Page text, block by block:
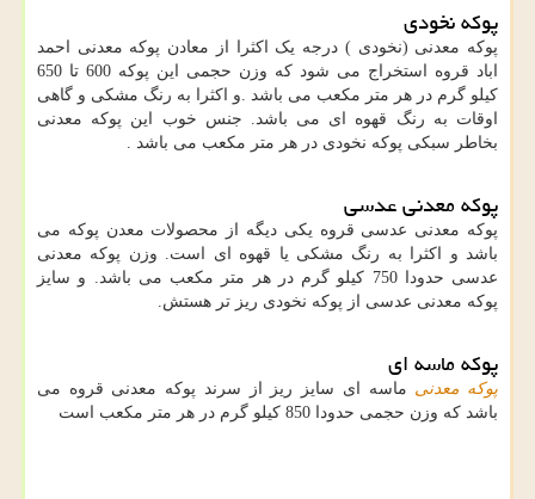
پوکه نخودی
پوکه معدنی (نخودی ) درجه یک اکثرا از معادن پوکه معدنی احمد
اباد قروه استخراج می شود که وزن حجمی این پوکه 600 تا 650
کیلو گرم در هر متر مکعب می باشد .و اکثرا به رنگ مشکی و گاهی
اوقات به رنگ قهوه ای می باشد. جنس خوب این پوکه معدنی
بخاطر سبکی پوکه نخودی در هر متر مکعب می باشد .
پوکه معدنی عدسی
پوکه معدنی عدسی قروه یکی دیگه از محصولات معدن پوکه می
باشد و اکثرا به رنگ مشکی یا قهوه ای است. وزن پوکه معدنی
عدسی حدودا 750 کیلو گرم در هر متر مکعب می باشد. و سایز
پوکه معدنی عدسی از پوکه نخودی ریز تر هستش.
پوکه ماسه ای
پوکه معدنی ماسه ای سایز ریز از سرند پوکه معدنی قروه می
باشد که وزن حجمی حدودا 850 کیلو گرم در هر متر مکعب است